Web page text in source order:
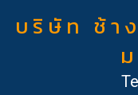
บ ริ ษั ท ช้ า ง